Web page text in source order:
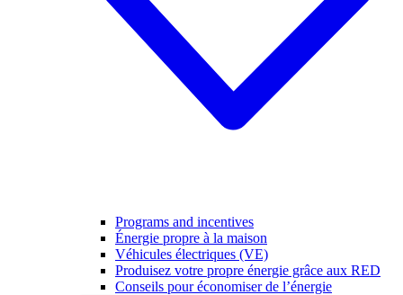
Programs and incentives
Énergie propre à la maison
Véhicules électriques (VE)
Produisez votre propre énergie grâce aux RED
Conseils pour économiser de l’énergie